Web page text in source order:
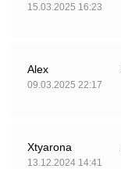
15.03.2025 16:23
Alex
09.03.2025 22:17
Xtyarona
13.12.2024 14:41